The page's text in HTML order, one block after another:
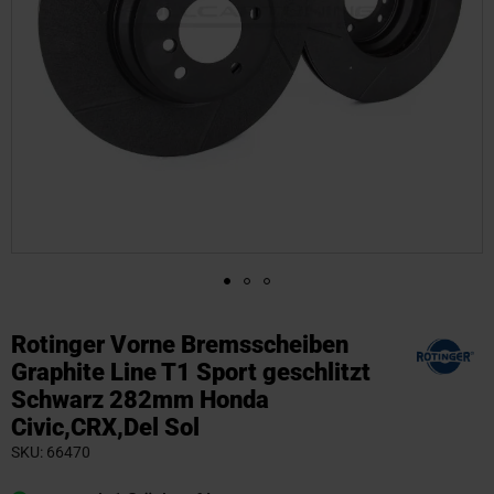
Rotinger Vorne Bremsscheiben
Graphite Line T1 Sport geschlitzt
Schwarz 282mm Honda
Civic,CRX,Del Sol
SKU 66470
Anfang
der
Bildgalerie
springen